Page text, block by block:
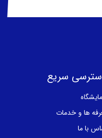
سریع
ها و خدمات
با ما